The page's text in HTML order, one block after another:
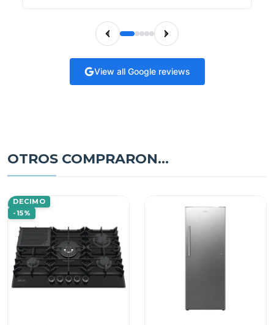
View all Google reviews
OTROS COMPRARON...
DECIMO
-15%